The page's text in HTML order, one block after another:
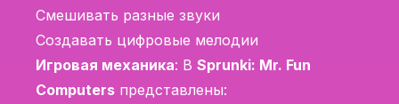
Смешивать разные звуки
Создавать цифровые мелодии
Игровая механика: В Sprunki: Mr. Fun
Computers представлены: